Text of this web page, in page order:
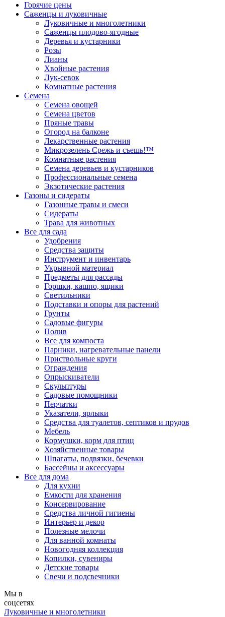
Горячие цены
Саженцы и луковичные
Луковичные и многолетники
Саженцы плодово-ягодные
Деревья и кустарники
Розы
Лианы
Хвойные растения
Лук-севок
Комнатные растения
Семена
Семена овощей
Семена цветов
Пряные травы
Огород на балконе
Лекарственные растения
Микрозелень Срежь и съешь!™
Комнатные растения
Семена деревьев и кустарников
Профессиональные семена
Экзотические растения
Газоны и сидераты
Газонные травы и смеси
Сидераты
Трава для животных
Все для сада
Удобрения
Средства защиты
Инструмент и инвентарь
Укрывной материал
Предметы для рассады
Горшки, кашпо, ящики
Светильники
Подставки и опоры для растений
Грунты
Садовые фигуры
Полив
Все для компоста
Парники, нагревательные панели
Приствольные круги
Ограждения
Опрыскиватели
Скульптуры
Садовые помощники
Перчатки
Указатели, ярлыки
Средства для туалетов, септиков и прудов
Мебель
Кормушки, корм для птиц
Хозяйственные товары
Шпагаты, подвязки, бечевки
Бассейны и аксессуары
Все для дома
Для кухни
Емкости для хранения
Консервирование
Средства личной гигиены
Интерьер и декор
Полезные мелочи
Для ванной комнаты
Новогодняя коллекция
Копилки, сувениры
Детские товары
Свечи и подсвечники
Мы в
соцсетях
Луковичные и многолетники